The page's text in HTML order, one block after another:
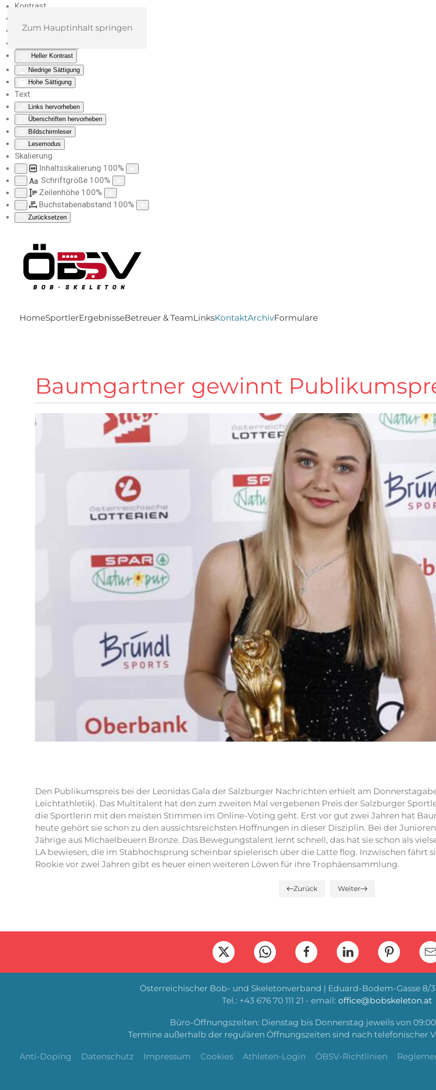
Kontrast
Monochrom
Heller Kontrast
Niedrige Sättigung
Hohe Sättigung
Text
Links hervorheben
Überschriften hervorheben
Bildschirmleser
Lesemodus
Skalierung
Inhaltsskalierung 100%
Aa Schriftgröße 100%
Zeilenhöhe 100%
Buchstabenabstand 100%
Zurücksetzen
Zum Hauptinhalt springen
HomeSportlerErgebnisseBetreuer & TeamLinksKontaktArchivFormulare
Baumgartner gewinnt
Den Publikumspreis bei der Leonidas Gala der Salzburger Nachrichten erhielt am
Leichtathletik). Das Multitalent hat den zum zweiten Mal vergebenen Preis der Salzburger
die Sportlerin mit den meisten Stimmen im Online-Voting geht. Erst vor gut zwei Jahren hat
heute gehört sie schon zu den aussichtsreichsten Hoffnungen in dieser Disziplin. Bei der
Jährige aus Michaelbeuern Bronze. Das Bewegungstalent lernt schnell, das hat sie schon als
LA bewiesen, die im Stabhochsprung scheinbar spielerisch über die Latte flog. Inzwischen fährt
Rookie vor zwei Jahren gibt es heuer einen weiteren Löwen für ihre Trophäensammlung.
Zurück Weiter
Österreichischer Bob- und Skeletonverband | Eduard-Bodem-Gasse 8/
Tel.: +43 676 70 111 21 - email: office@bobskeleton.at
Büro-Öffnungszeiten: Dienstag bis Donnerstag jeweils von 09:00
Termine außerhalb der regulären Öffnungszeiten sind nach telefonischer
Anti-Doping Datenschutz Impressum Cookies Athleten-Login ÖBSV-Richtlinien